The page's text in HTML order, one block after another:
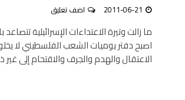
2011-06-21 اضف تعليق
ما زالت وتيرة الاعتداءات الإسرائيلية تتصاعد
اصبح دفتر يوميات الشعب الفلسطيني لا
الاعتقال والهدم والجرف والاقتحام إلى